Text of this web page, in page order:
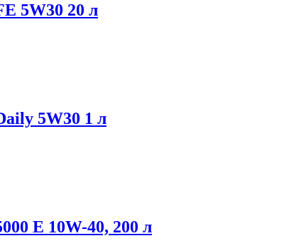
5W30 20 л
5W30 1 л
E 10W-40, 200 л